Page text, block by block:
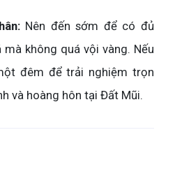
Nên đến sớm để có đủ
không quá vội vàng. Nếu
đêm để trải nghiệm trọn
và hoàng hôn tại Đất Mũi.